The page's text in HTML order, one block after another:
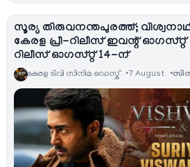
സൂര്യ തിരുവനന്തപുരത്ത്;
കേരള പ്രീ-റിലീസ് ഇവന്റ്
റിലീസ് ഓഗസ്റ്റ് 14-ന്
കേരള ടിവി സിനിമ ഡെസ്ക് 7 August